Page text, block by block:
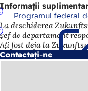
Informații
Programul federal
La deschiderea
șef de departament
Ați fost deja la
Contactați-ne